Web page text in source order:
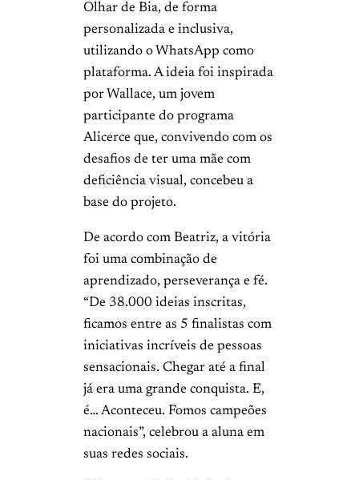
Olhar de Bia, de forma
personalizada e inclusiva,
utilizando o WhatsApp como
plataforma. A ideia foi inspirada
por Wallace, um jovem
participante do programa
Alicerce que, convivendo com os
desafios de ter uma mãe com
deficiência visual, concebeu a
base do projeto.
De acordo com Beatriz, a vitória
foi uma combinação de
aprendizado, perseverança e fé.
“De 38.000 ideias inscritas,
ficamos entre as 5 finalistas com
iniciativas incríveis de pessoas
sensacionais. Chegar até a final
já era uma grande conquista. E,
é… Aconteceu. Fomos campeões
nacionais”, celebrou a aluna em
suas redes sociais.